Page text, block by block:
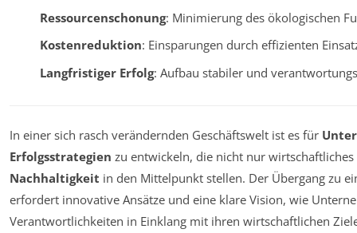
Ressourcenschonung: Minimierung des ökologischen
Kostenreduktion: Einsparungen durch effizienten
Langfristiger Erfolg: Aufbau stabiler und
In einer sich rasch verändernden Geschäftswelt ist es für
Erfolgsstrategien zu entwickeln, die nicht nur wirtschaftliches
Nachhaltigkeit in den Mittelpunkt stellen. Der Übergang zu
erfordert innovative Ansätze und eine klare Vision, wie
Verantwortlichkeiten in Einklang mit ihren wirtschaftlichen